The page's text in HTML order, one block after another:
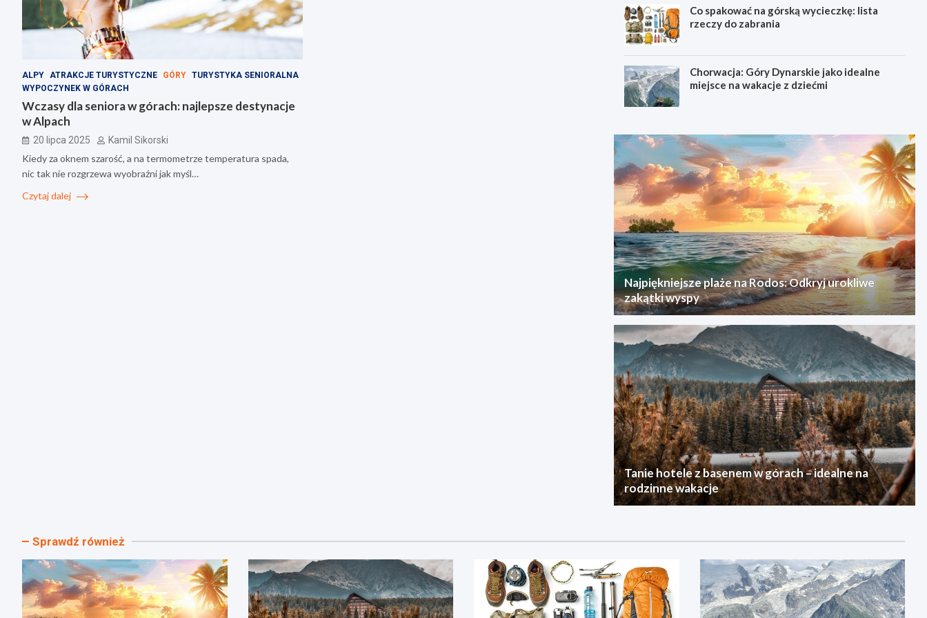
ALPY ATRAKCJE TURYSTYCZNE GÓRY TURYSTYKA SENIORALNA
WYPOCZYNEK W GÓRACH
Wczasy dla seniora w górach: najlepsze destynacje
w Alpach
20 lipca 2025 Kamil Sikorski
Kiedy za oknem szarość, a na termometrze temperatura spada,
nic tak nie rozgrzewa wyobraźni jak myśl…
Czytaj dalej
Co spakować na górską wycieczkę: lista
rzeczy do zabrania
Chorwacja: Góry Dynarskie jako idealne
miejsce na wakacje z dziećmi
Najpiękniejsze plaże na Rodos: Odkryj urokliwe
zakątki wyspy
Tanie hotele z basenem w górach – idealne na
rodzinne wakacje
Sprawdź również